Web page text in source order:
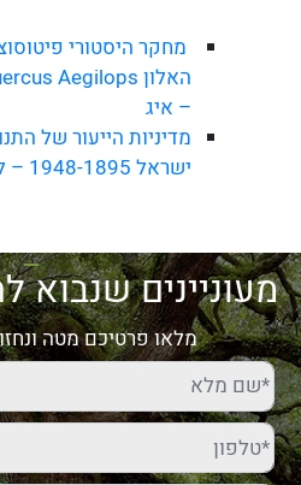
מחקר היסטורי
– איג
מדיניות הייעור של
ישראל 1948-1895 – ליפשיץ וביגר
מעוניינים שנבוא
מלאו פרטיכם מטה